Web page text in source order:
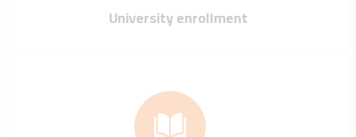
University enrollment